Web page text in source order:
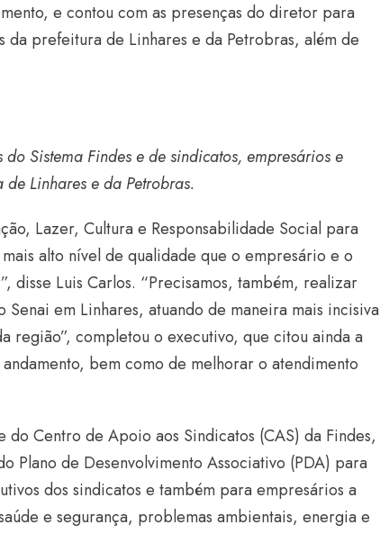
e contou com as presenças do diretor para
da prefeitura de Linhares e da Petrobras, além de
Sistema Findes e de sindicatos, empresários e
Linhares e da Petrobras.
Lazer, Cultura e Responsabilidade Social para
alto nível de qualidade que o empresário e o
Luis Carlos. “Precisamos, também, realizar
em Linhares, atuando de maneira mais incisiva
região”, completou o executivo, que citou ainda a
bem como de melhorar o atendimento
Centro de Apoio aos Sindicatos (CAS) da Findes,
Plano de Desenvolvimento Associativo (PDA) para
dos sindicatos e também para empresários a
e segurança, problemas ambientais, energia e